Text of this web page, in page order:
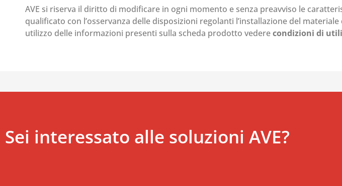
AVE si riserva il diritto di modificare in ogni momento e senza preavviso le
qualificato con l’osservanza delle disposizioni regolanti l’installazione del
utilizzo delle informazioni presenti sulla scheda prodotto vederecondizioni di
Sei interessato alle soluzioni AVE?